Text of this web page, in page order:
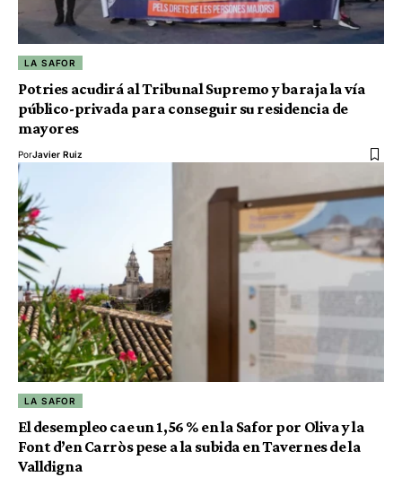
LA SAFOR
Potries acudirá al Tribunal Supremo y baraja la vía
público-privada para conseguir su residencia de
mayores
PorJavier Ruiz
LA SAFOR
El desempleo cae un 1,56 % en la Safor por Oliva y la
Font d’en Carròs pese a la subida en Tavernes de la
Valldigna